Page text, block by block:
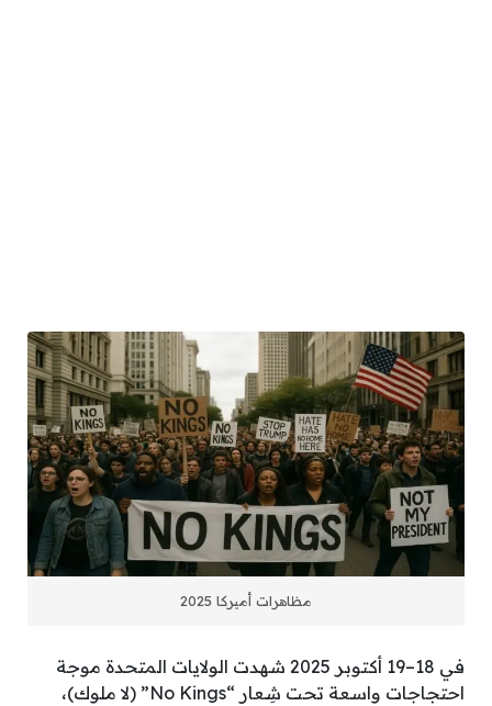
مظاهرات أميركا 2025
في 18–19 أكتوبر 2025 شهدت الولايات المتحدة موجة
احتجاجات واسعة تحت شِعار “No Kings” (لا ملوك)،